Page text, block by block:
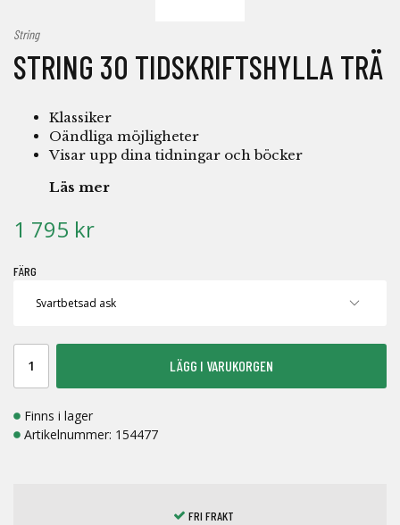
String
STRING 30 TIDSKRIFTSHYLLA TRÄ
Klassiker
Oändliga möjligheter
Visar upp dina tidningar och böcker
Läs mer
1 795 kr
FÄRG
LÄGG I VARUKORGEN
Finns i lager
Artikelnummer: 154477
FRI FRAKT